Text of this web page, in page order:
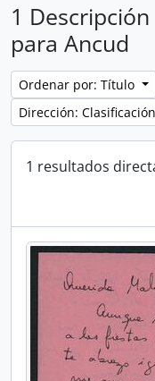
1
para Ancud
Ordenar por: Título
Dirección:
1 resultados